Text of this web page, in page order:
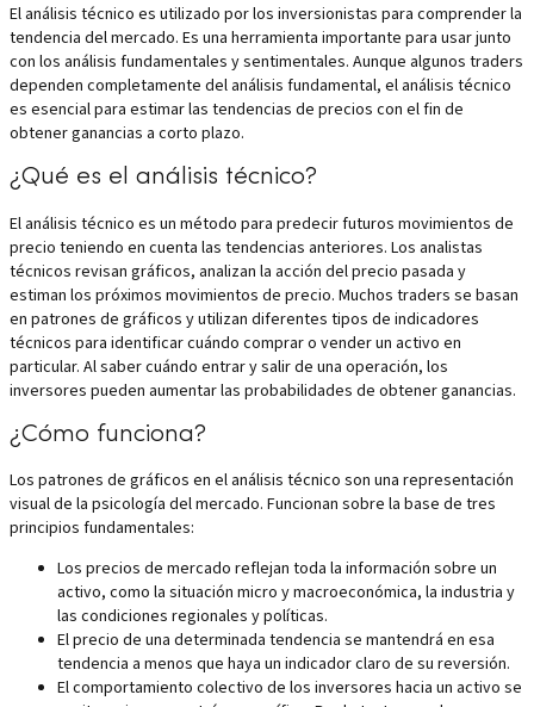
El análisis técnico es utilizado por los inversionistas para comprender la
tendencia del mercado. Es una herramienta importante para usar junto
con los análisis fundamentales y sentimentales. Aunque algunos traders
dependen completamente del análisis fundamental, el análisis técnico
es esencial para estimar las tendencias de precios con el fin de
obtener ganancias a corto plazo.
¿Qué es el análisis técnico?
El análisis técnico es un método para predecir futuros movimientos de
precio teniendo en cuenta las tendencias anteriores. Los analistas
técnicos revisan gráficos, analizan la acción del precio pasada y
estiman los próximos movimientos de precio. Muchos traders se basan
en patrones de gráficos y utilizan diferentes tipos de indicadores
técnicos para identificar cuándo comprar o vender un activo en
particular. Al saber cuándo entrar y salir de una operación, los
inversores pueden aumentar las probabilidades de obtener ganancias.
¿Cómo funciona?
Los patrones de gráficos en el análisis técnico son una representación
visual de la psicología del mercado. Funcionan sobre la base de tres
principios fundamentales:
Los precios de mercado reflejan toda la información sobre un
activo, como la situación micro y macroeconómica, la industria y
las condiciones regionales y políticas.
El precio de una determinada tendencia se mantendrá en esa
tendencia a menos que haya un indicador claro de su reversión.
El comportamiento colectivo de los inversores hacia un activo se